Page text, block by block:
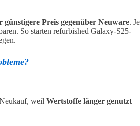
günstigere Preis gegenüber Neuware. Je
So starten refurbished Galaxy-S25-
weil Wertstoffe länger genutzt